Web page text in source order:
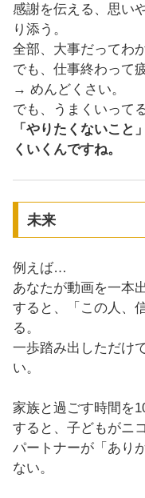
感謝を伝える、思い
り添う。
全部、大事だってわ
でも、仕事終わって
→ めんどくさい。
でも、うまくいって
「やりたくないこと
くいくんですね。
未来
例えば…
あなたが動画を一本出
すると、「この人、
る。
一歩踏み出しただけ
い。
家族と過ごす時間を
すると、子どもがニ
パートナーが「あり
ない。